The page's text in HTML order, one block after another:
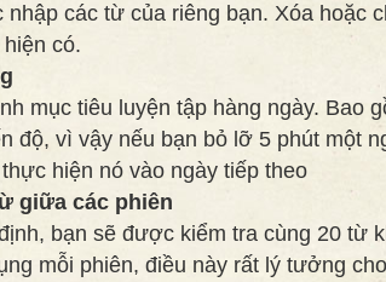
nhập các từ của riêng bạn. Xóa hoặc
có.
mục tiêu luyện tập hàng ngày. Bao
độ, vì vậy nếu bạn bỏ lỡ 5 phút một
hiện nó vào ngày tiếp theo
giữa các phiên
bạn sẽ được kiểm tra cùng 20 từ
mỗi phiên, điều này rất lý tưởng